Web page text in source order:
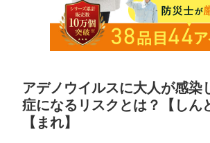
アデノウイルスに大人が感染
症になるリスクとは？【しん
【まれ】